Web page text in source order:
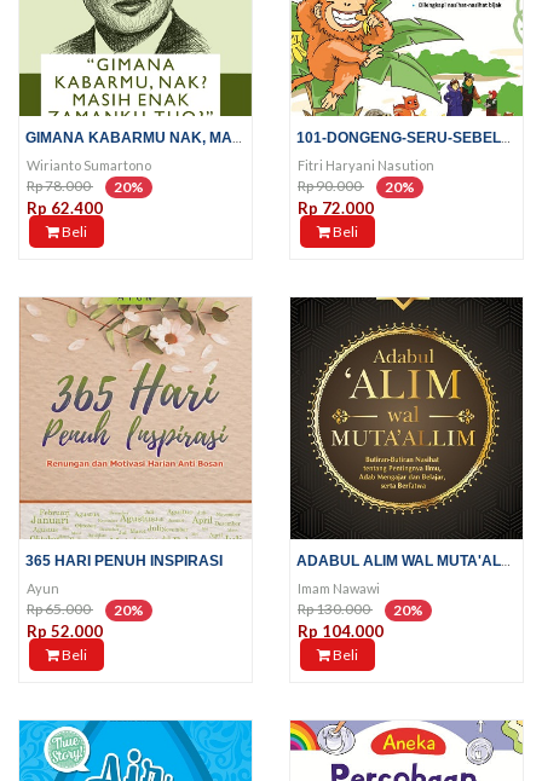
Wirianto Sumartono
Rp 78.000 20%
Rp 62.400
Beli
Fitri Haryani Nasution
Rp 90.000 20%
Rp 72.000
Beli
365 HARI PENUH INSPIRASI
Ayun
Rp 65.000 20%
Rp 52.000
Beli
Imam Nawawi
Rp 130.000 20%
Rp 104.000
Beli